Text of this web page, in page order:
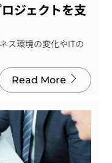
ジェクトを支
ス環境の変化やITの
Read More